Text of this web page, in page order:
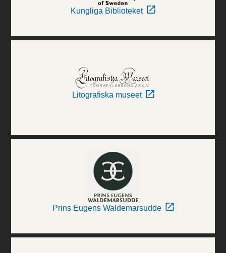
Kungliga Biblioteket
Litografiska museet
Prins Eugens Waldemarsudde